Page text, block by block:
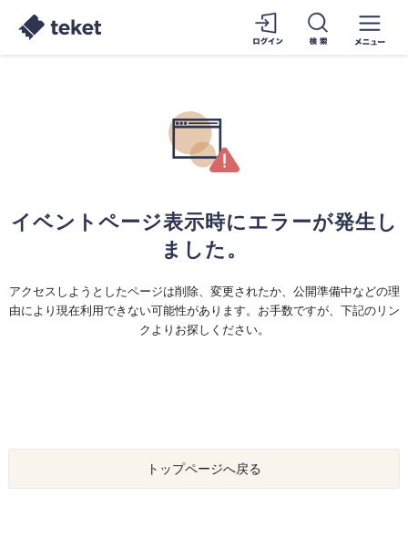
イベントページ表示時にエラーが発生し
ました。
アクセスしようとしたページは削除、変更されたか、公開準備中などの理
由により現在利用できない可能性があります。お手数ですが、下記のリン
クよりお探しください。
トップページへ戻る